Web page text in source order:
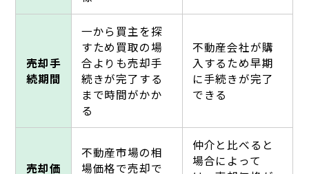
売却手
続期間
一から買主を探
すため買取の場
合よりも売却手
続きが完了する
まで時間がかか
る
不動産会社が購
入するため早期
に手続きが完了
できる
売却価
不動産市場の相
場価格で売却で
仲介と比べると
場合によって